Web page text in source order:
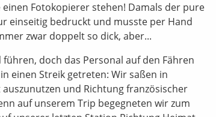
Fotokopierer stehen! Damals der pure
einseitig bedruckt und musste per Hand
zwar doppelt so dick, aber...
doch das Personal auf den Fähren
einen Streik getreten: Wir saßen in
und Richtung französischer
auf unserem Trip begegneten wir zum